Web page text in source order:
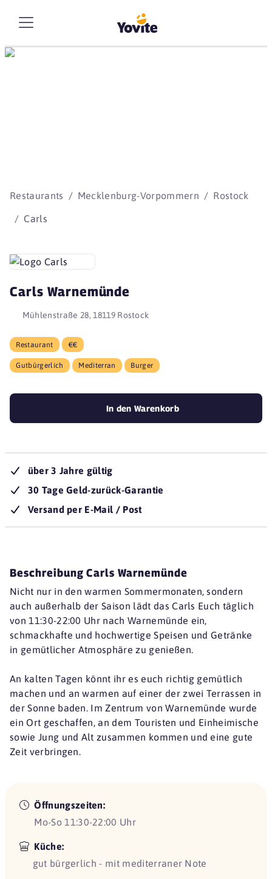
Restaurants Mecklenburg-Vorpommern Rostock
Carls
Carls Warnemünde
Mühlenstraße 28, 18119 Rostock
Restaurant €€
Gutbürgerlich Mediterran Burger
In den Warenkorb
über 3 Jahre gültig
30 Tage Geld-zurück-Garantie
Versand per E-Mail / Post
Beschreibung Carls Warnemünde
Nicht nur in den warmen Sommermonaten, sondern
auch außerhalb der Saison lädt das Carls Euch täglich
von 11:30-22:00 Uhr nach Warnemünde ein,
schmackhafte und hochwertige Speisen und Getränke
in gemütlicher Atmosphäre zu genießen.
An kalten Tagen könnt ihr es euch richtig gemütlich
machen und an warmen auf einer der zwei Terrassen in
der Sonne baden. Im Zentrum von Warnemünde wurde
ein Ort geschaffen, an dem Touristen und Einheimische
sowie Jung und Alt zusammen kommen und eine gute
Zeit verbringen.
Öffnungszeiten:
Mo-So 11:30-22:00 Uhr
Küche:
gut bürgerlich - mit mediterraner Note